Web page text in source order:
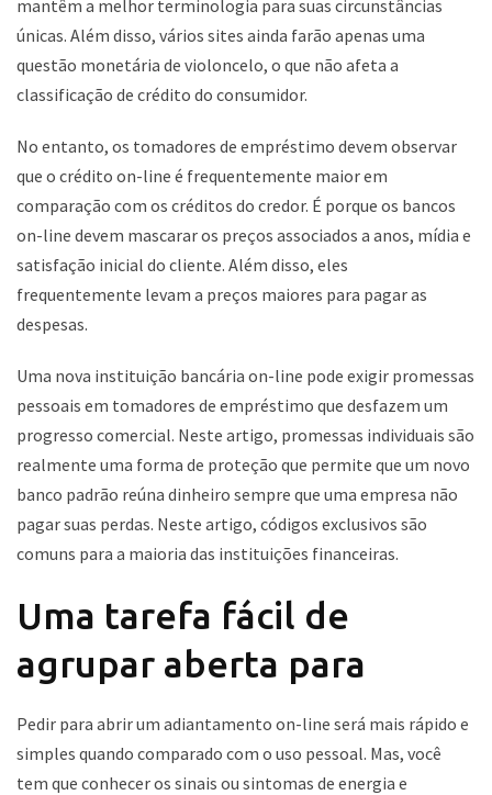
mantêm a melhor terminologia para suas circunstâncias
únicas. Além disso, vários sites ainda farão apenas uma
questão monetária de violoncelo, o que não afeta a
classificação de crédito do consumidor.
No entanto, os tomadores de empréstimo devem observar
que o crédito on-line é frequentemente maior em
comparação com os créditos do credor. É porque os bancos
on-line devem mascarar os preços associados a anos, mídia e
satisfação inicial do cliente. Além disso, eles
frequentemente levam a preços maiores para pagar as
despesas.
Uma nova instituição bancária on-line pode exigir promessas
pessoais em tomadores de empréstimo que desfazem um
progresso comercial. Neste artigo, promessas individuais são
realmente uma forma de proteção que permite que um novo
banco padrão reúna dinheiro sempre que uma empresa não
pagar suas perdas. Neste artigo, códigos exclusivos são
comuns para a maioria das instituições financeiras.
Uma tarefa fácil de
agrupar aberta para
Pedir para abrir um adiantamento on-line será mais rápido e
simples quando comparado com o uso pessoal. Mas, você
tem que conhecer os sinais ou sintomas de energia e